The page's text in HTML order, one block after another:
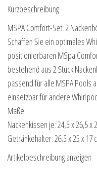
Kurzbeschreibung
MSPA Comfort-Set: 2
Schaffen Sie ein optimales
positionierbaren MSpa
bestehend aus 2 Stück
passend für alle MSPA Pools
einsetzbar für andere
Maße:
Nackenkissen je: 24,5 x 26,5 x
Getränkehalter: 26,5 x 25 x 17
Artikelbeschreibung anzeigen